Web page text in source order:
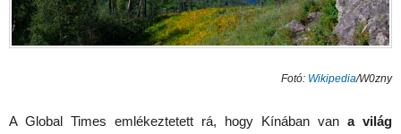
Fotó: Wikipedia/W0zny
A Global Times emlékeztetett rá, hogy Kínában van a világ